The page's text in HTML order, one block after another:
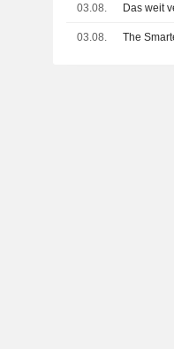
03.08. Das weit
03.08. The